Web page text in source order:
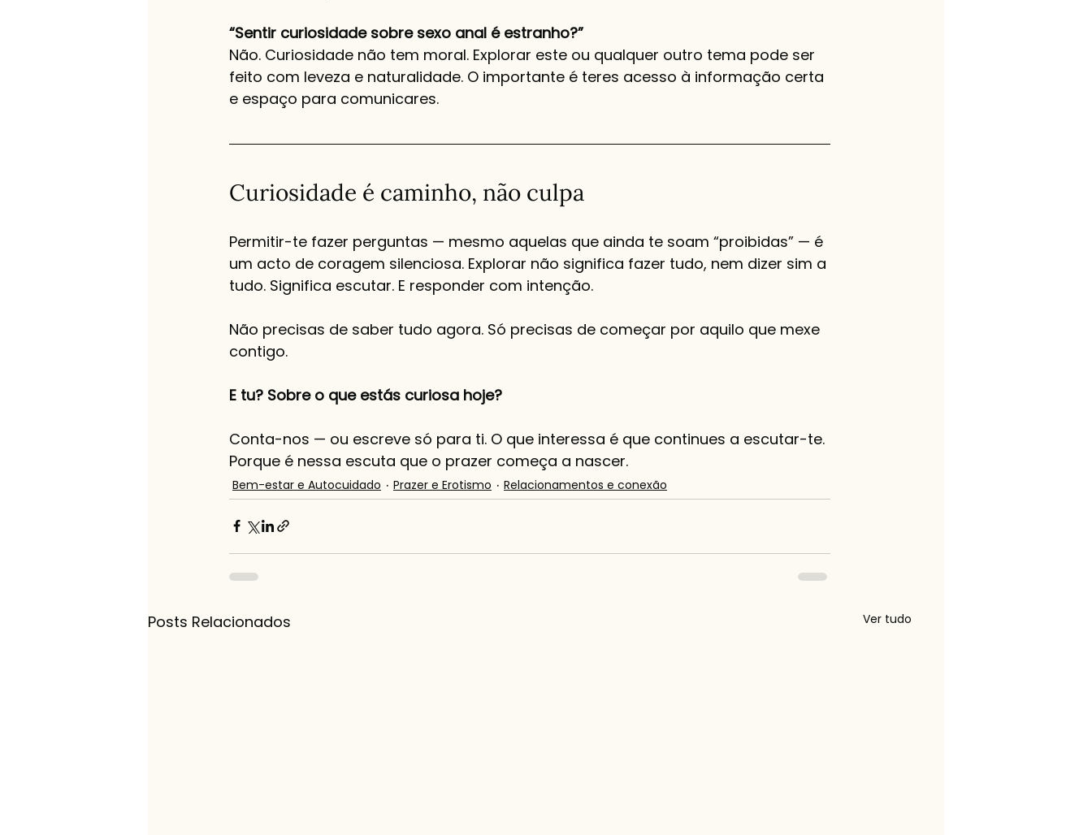
“Sentir curiosidade sobre sexo anal é estranho?”
Não. Curiosidade não tem moral. Explorar este ou qualquer outro tema pode ser
feito com leveza e naturalidade. O importante é teres acesso à informação certa
e espaço para comunicares.
Curiosidade é caminho, não culpa
Permitir-te fazer perguntas — mesmo aquelas que ainda te soam “proibidas” — é
um acto de coragem silenciosa. Explorar não significa fazer tudo, nem dizer sim a
tudo. Significa escutar. E responder com intenção.
Não precisas de saber tudo agora. Só precisas de começar por aquilo que mexe
contigo.
E tu? Sobre o que estás curiosa hoje?
Conta-nos — ou escreve só para ti. O que interessa é que continues a escutar-te.
Porque é nessa escuta que o prazer começa a nascer.
Bem-estar e Autocuidado Prazer e Erotismo Relacionamentos e conexão
Posts Relacionados Ver tudo